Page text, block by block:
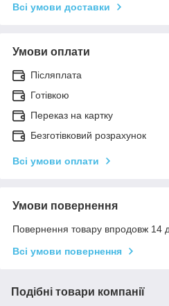
Всі умови доставки
Умови оплати
Післяплата
Готівкою
Переказ на картку
Безготівковий розрахунок
Всі умови оплати
Умови повернення
Повернення товару впродовж 14
Всі умови повернення
Подібні товари компанії